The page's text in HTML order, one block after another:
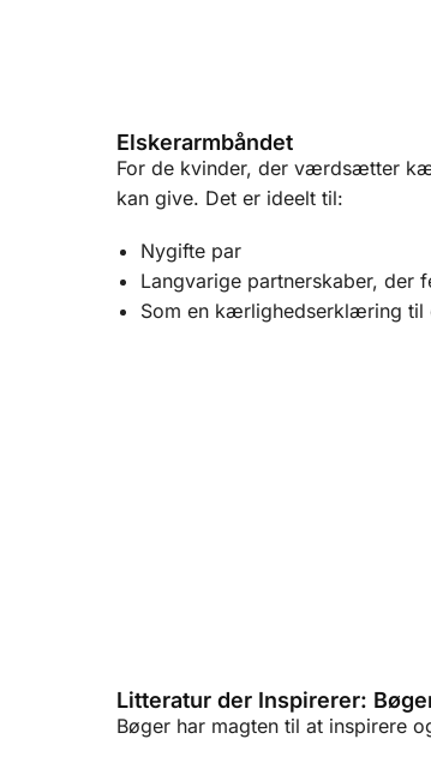
Elskerarmbåndet
For de kvinder, der værdsætter
kan give. Det er ideelt til:
Nygifte par
Langvarige partnerskaber, der
Som en kærlighedserklæring
Litteratur der Inspirerer:
Bøger har magten til at inspirere